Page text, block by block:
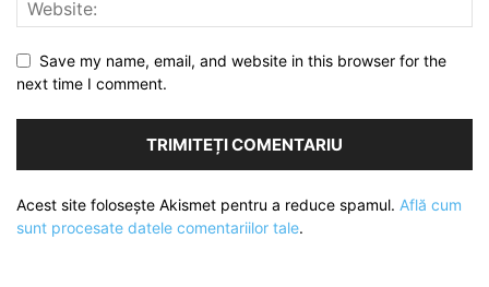
Save my name, email, and website in this browser for the
next time I comment.
Acest site folosește Akismet pentru a reduce spamul. Află cum
sunt procesate datele comentariilor tale.